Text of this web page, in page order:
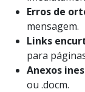
Erros de
mensagem.
Links
para
Anexos
ou .docm.